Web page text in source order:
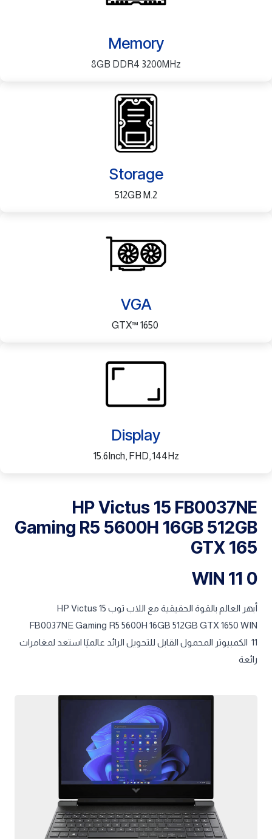
Memory
8GB DDR4 3200MHz
Storage
512GB M.2
VGA
Display
15.6Inch, FHD, 144Hz
HP Victus 15 FB0037NE
Gaming R5 5600H 16GB 512GB
GTX 165
0 WIN 11
أبهر العالم بالقوة الحقيقية مع اللاب توب HP Victus 15
FB0037NE Gaming R5 5600H 16GB 512GB GTX 1650 WIN
11 الكمبيوتر المحمول القابل للتحويل الرائد عالميًا استعد لمغامرات
رائعة